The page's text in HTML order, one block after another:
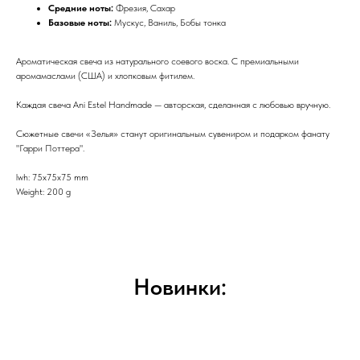
Средние ноты: Фрезия, Сахар
Базовые ноты: Мускус, Ваниль, Бобы тонка
Ароматическая свеча из натурального соевого воска. С премиальными
аромамаслами (США) и хлопковым фитилем.
Каждая свеча Ani Estel Handmade — авторская, сделанная с любовью вручную.
Сюжетные свечи «Зелья» станут оригинальным сувениром и подарком фанату
"Гарри Поттера".
lwh: 75x75x75 mm
Weight: 200 g
Новинки: